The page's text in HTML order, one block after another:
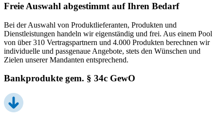
Freie Auswahl abgestimmt auf Ihren Bedarf
Bei der Auswahl von Produktlieferanten, Produkten und
Dienstleistungen handeln wir eigenständig und frei. Aus einem Pool
von über 310 Vertragspartnern und 4.000 Produkten berechnen wir
individuelle und passgenaue Angebote, stets den Wünschen und
Zielen unserer Mandanten entsprechend.
Bankprodukte gem. § 34c GewO